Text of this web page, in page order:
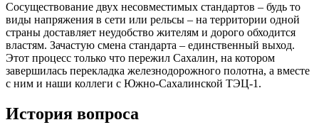
Сосуществование двух несовместимых стандартов – будь то
виды напряжения в сети или рельсы – на территории одной
страны доставляет неудобство жителям и дорого обходится
властям. Зачастую смена стандарта – единственный выход.
Этот процесс только что пережил Сахалин, на котором
завершилась перекладка железнодорожного полотна, а вместе
с ним и наши коллеги с Южно-Сахалинской ТЭЦ-1.
История вопроса